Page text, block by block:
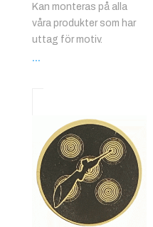
Kan monteras på alla
våra produkter som har
uttag för motiv.
...